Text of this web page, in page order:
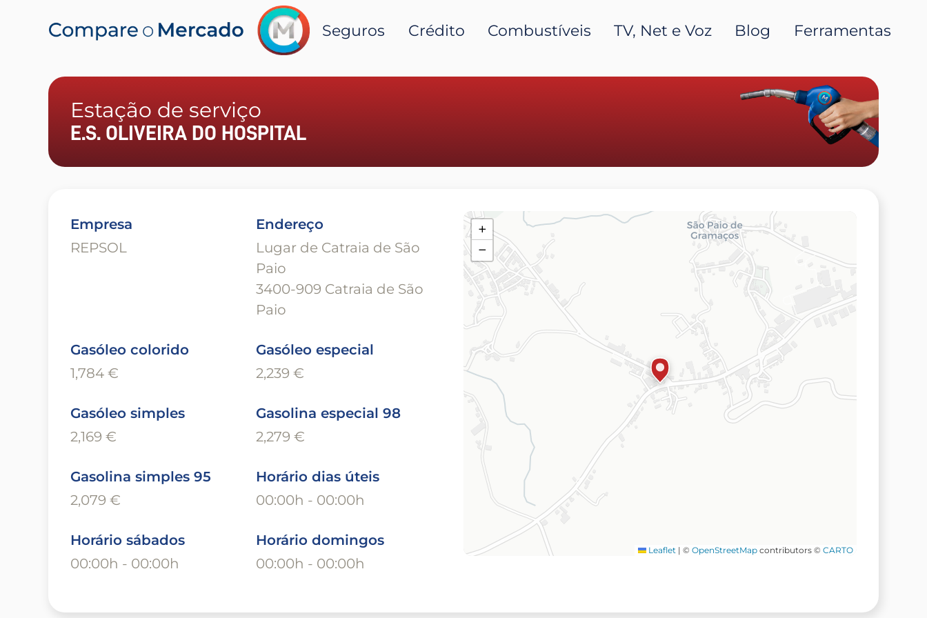
Seguros Crédito Combustíveis TV, Net e Voz Blog Ferramentas
Estação de serviço
E.S. OLIVEIRA DO HOSPITAL
Empresa
REPSOL
Endereço
Lugar de Catraia de São
Paio
3400-909 Catraia de São
Paio
Gasóleo colorido
1,784 €
Gasóleo especial
2,239 €
Gasóleo simples
2,169 €
Gasolina especial 98
2,279 €
Gasolina simples 95
2,079 €
Horário dias úteis
00:00h - 00:00h
Horário sábados
00:00h - 00:00h
Horário domingos
00:00h - 00:00h
+
−
Leaflet | © OpenStreetMap contributors © CARTO